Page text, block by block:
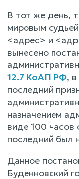
В тот же день,
мировым
<адрес> и
вынесено
12.7 КоАП РФ,
последний
назначением
виде 100 часов
последний был
Данное
Буденновский